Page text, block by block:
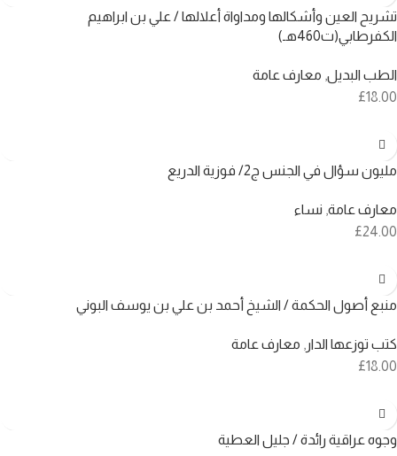
تشريح العين وأشكالها ومداواة أعلالها / علي بن ابراهيم
الكفرطابي(ت460هـ)
الطب البديل معارف عامة
£18.00
مليون سؤال في الجنس ج2/ فوزية الدريع
معارف عامة نساء
£24.00
منبع أصول الحكمة / الشيخ أحمد بن علي بن يوسف البوني
كتب توزعها الدار معارف عامة
£18.00
وجوه عراقية رائدة / جليل العطية